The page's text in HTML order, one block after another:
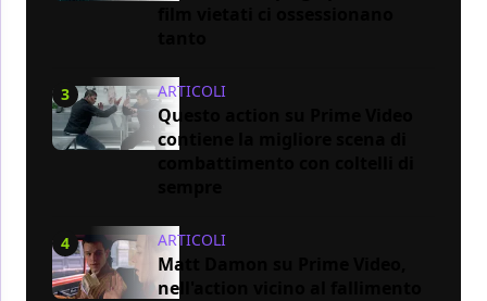
3 ARTICOLI
Questo action su Prime Video
contiene la migliore scena di
4 ARTICOLI
Matt Damon su Prime Video,
nell'action vicino al fallimento